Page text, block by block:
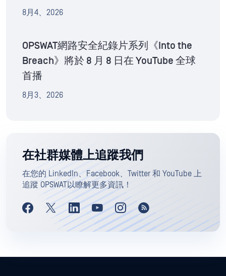
8月4、2026
OPSWAT網路安全紀錄片系列《Into the
Breach》將於 8 月 8 日在 YouTube 全球
首播
8月3、2026
在社群媒體上追蹤我們
在您的 LinkedIn、Facebook、Twitter 和 YouTube 上
追蹤 OPSWAT以瞭解更多資訊！